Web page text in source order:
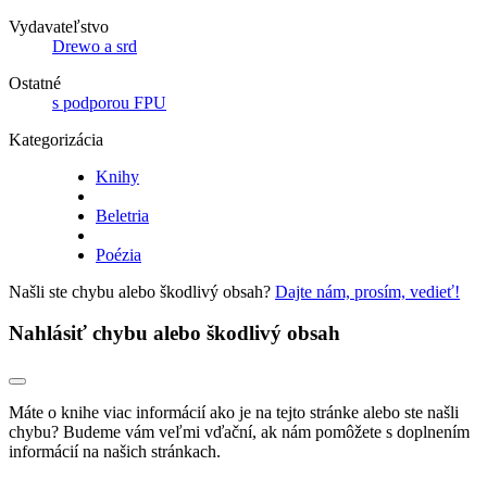
Vydavateľstvo
Drewo a srd
Ostatné
s podporou FPU
Kategorizácia
Knihy
Beletria
Poézia
Našli ste chybu alebo škodlivý obsah? Dajte nám, prosím, vedieť!
Nahlásiť chybu alebo škodlivý obsah
Máte o knihe viac informácií ako je na tejto stránke alebo ste našli
chybu? Budeme vám veľmi vďační, ak nám pomôžete s doplnením
informácií na našich stránkach.